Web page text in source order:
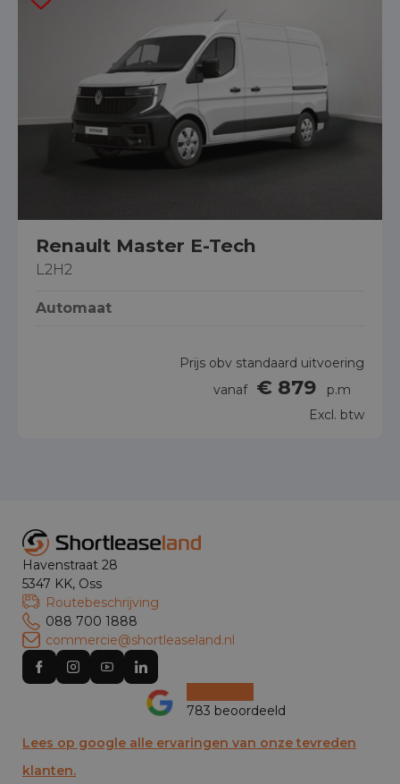
Renault Master E-Tech
L2H2
Automaat
Prijs obv standaard uitvoering
vanaf € 879
p.m
Excl. btw
Havenstraat 28
5347 KK, Oss
Routebeschrijving
088 700 1888
commercie@shortleaseland.nl
783 beoordeeld
Lees op google alle ervaringen van onze tevreden
klanten.